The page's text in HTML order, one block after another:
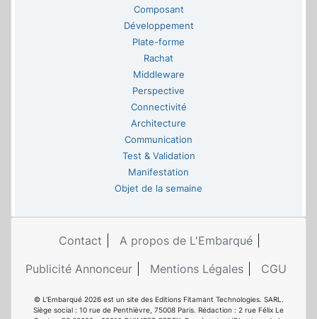
Composant
Développement
Plate-forme
Rachat
Middleware
Perspective
Connectivité
Architecture
Communication
Test & Validation
Manifestation
Objet de la semaine
Contact
A propos de L'Embarqué
Publicité Annonceur
Mentions Légales CGU
© L'Embarqué 2026 est un site des Editions Fitamant Technologies. SARL.
Siège social : 10 rue de Penthièvre, 75008 Paris. Rédaction : 2 rue Félix Le